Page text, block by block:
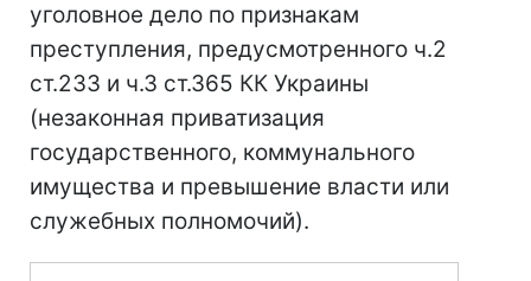
уголовное дело по признакам
преступления, предусмотренного ч.2
ст.233 и ч.3 ст.365 КК Украины
(незаконная приватизация
государственного, коммунального
имущества и превышение власти или
служебных полномочий).